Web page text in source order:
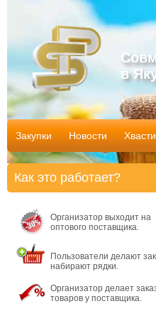
в
Закупки Новости
Как это работает?
Организатор выходит на
оптового поставщика.
Пользователи делают
набирают рядки.
Организатор делает
товаров у поставщика.